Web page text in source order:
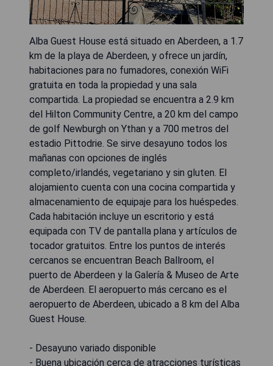
Alba Guest House está situado en Aberdeen, a 1.7
km de la playa de Aberdeen, y ofrece un jardín,
habitaciones para no fumadores, conexión WiFi
gratuita en toda la propiedad y una sala
compartida. La propiedad se encuentra a 2.9 km
del Hilton Community Centre, a 20 km del campo
de golf Newburgh on Ythan y a 700 metros del
estadio Pittodrie. Se sirve desayuno todos los
mañanas con opciones de inglés
completo/irlandés, vegetariano y sin gluten. El
alojamiento cuenta con una cocina compartida y
almacenamiento de equipaje para los huéspedes.
Cada habitación incluye un escritorio y está
equipada con TV de pantalla plana y artículos de
tocador gratuitos. Entre los puntos de interés
cercanos se encuentran Beach Ballroom, el
puerto de Aberdeen y la Galería & Museo de Arte
de Aberdeen. El aeropuerto más cercano es el
aeropuerto de Aberdeen, ubicado a 8 km del Alba
Guest House.
- Desayuno variado disponible
- Buena ubicación cerca de atracciones turísticas